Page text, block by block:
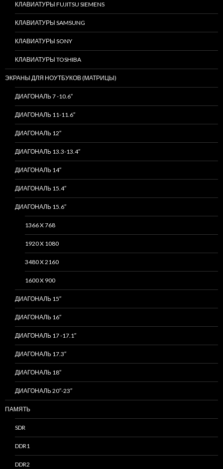
КЛАВИАТУРЫ FUJITSU SIEMENS
КЛАВИАТУРЫ SAMSUNG
КЛАВИАТУРЫ SONY
КЛАВИАТУРЫ TOSHIBA
ЭКРАНЫ ДЛЯ НОУТБУКОВ (МАТРИЦЫ)
ДИАГОНАЛЬ 7 -10.6″
ДИАГОНАЛЬ 11-11.6″
ДИАГОНАЛЬ 12″
ДИАГОНАЛЬ 13.3-13.4″
ДИАГОНАЛЬ 14″
ДИАГОНАЛЬ 15.4″
ДИАГОНАЛЬ 15.6″
1366 X 768
1920 X 1080
3480 X 2160
1600 X 900
ДИАГОНАЛЬ 15″
ДИАГОНАЛЬ 16″
ДИАГОНАЛЬ 17 -17.1″
ДИАГОНАЛЬ 17.3″
ДИАГОНАЛЬ 18″
ДИАГОНАЛЬ 20″-23″
ПАМЯТЬ
SDR
DDR1
DDR2